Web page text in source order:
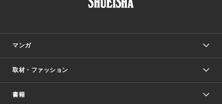
マンガ
少年マンガ
取材・ファッション
書籍